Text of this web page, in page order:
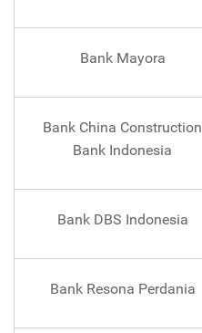
Bank Mayora
Bank China Construction
Bank Indonesia
Bank DBS Indonesia
Bank Resona Perdania